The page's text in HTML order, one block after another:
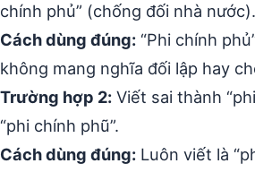
chính phủ” (chống đối nhà nước).
Cách dùng đúng: “Phi chính
không mang nghĩa đối lập hay
Trường hợp 2: Viết sai thành
“phi chính phũ”.
Cách dùng đúng: Luôn viết là